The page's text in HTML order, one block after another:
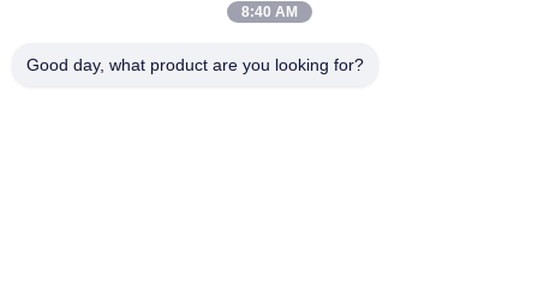
8:40 AM
Good day, what product are you looking for?